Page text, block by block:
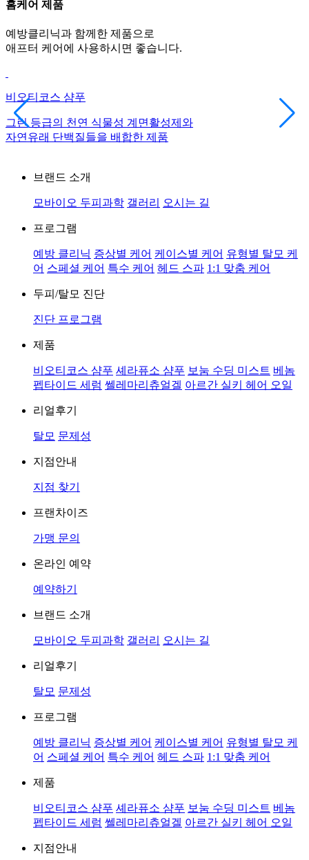
홈케어 제품
예방클리닉과 함께한 제품으로
애프터 케어에 사용하시면 좋습니다.
비오티코스 샴푸
그린 등급의 천연 식물성 계면활성제와
자연유래 단백질들을 배합한 제품
브랜드 소개
모바이오 두피과학 갤러리 오시는 길
프로그램
예방 클리닉 증상별 케어 케이스별 케어 유형별 탈모 케
어 스페셜 케어 특수 케어 헤드 스파 1:1 맞춤 케어
두피/탈모 진단
진단 프로그램
제품
비오티코스 샴푸 셰라퓨소 샴푸 보눔 수딩 미스트 베놈
펩타이드 세럼 쎌레마리츄얼겔 아르간 실키 헤어 오일
리얼후기
탈모 문제성
지점안내
지점 찾기
프랜차이즈
가맹 문의
온라인 예약
예약하기
브랜드 소개
모바이오 두피과학 갤러리 오시는 길
리얼후기
탈모 문제성
프로그램
예방 클리닉 증상별 케어 케이스별 케어 유형별 탈모 케
어 스페셜 케어 특수 케어 헤드 스파 1:1 맞춤 케어
제품
비오티코스 샴푸 셰라퓨소 샴푸 보눔 수딩 미스트 베놈
펩타이드 세럼 쎌레마리츄얼겔 아르간 실키 헤어 오일
지점안내